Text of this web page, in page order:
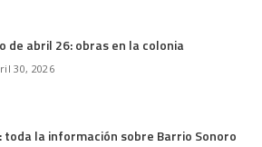
de abril 26: obras en la colonia
30, 2026
toda la información sobre Barrio Sonoro